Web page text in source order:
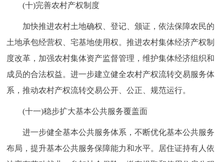
(十)完善农村产权制度
加快推进农村土地确权、登记、颁证，依法保障农民的
土地承包经营权、宅基地使用权。推进农村集体经济产权制
度改革，加强农村集体资产监督管理，维护集体经济组织和
成员的合法权益。进一步建立健全农村产权流转交易服务体
系，推动农村产权流转交易公开、公正、规范运行。
(十一)稳步扩大基本公共服务覆盖面
进一步健全基本公共服务体系，不断优化基本公共服务
布局，提升基本公共服务保障能力和水平。居住证持有人依